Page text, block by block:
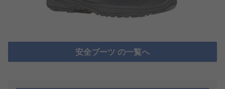
安全ブーツ の一覧へ